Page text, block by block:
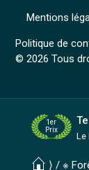
Mentions
Politique de
© 2026 Tous
1er
Prix
Le
⟩ / ※